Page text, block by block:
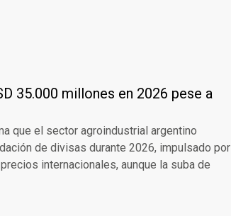
35.000 millones en 2026 pese a
que el sector agroindustrial argentino
de divisas durante 2026, impulsado por
internacionales, aunque la suba de